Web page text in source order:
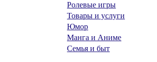
Ролевые игры
Товары и услуги
Юмор
Манга и Аниме
Семья и быт